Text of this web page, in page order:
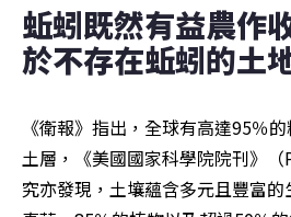
蚯蚓既然有益農作
於不存在蚯蚓的土
《衛報》指出，全球有高達95％
土層，《美國國家科學院院刊》（
究亦發現，土壤蘊含多元且豐富